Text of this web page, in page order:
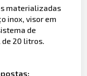
materializadas
inox, visor em
de
de 20 litros.